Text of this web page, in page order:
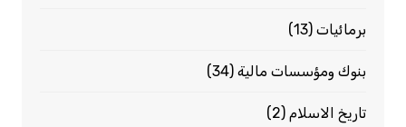
برمائيات(13)
بنوك ومؤسسات مالية(34)
تاريخ الاسلام (2)